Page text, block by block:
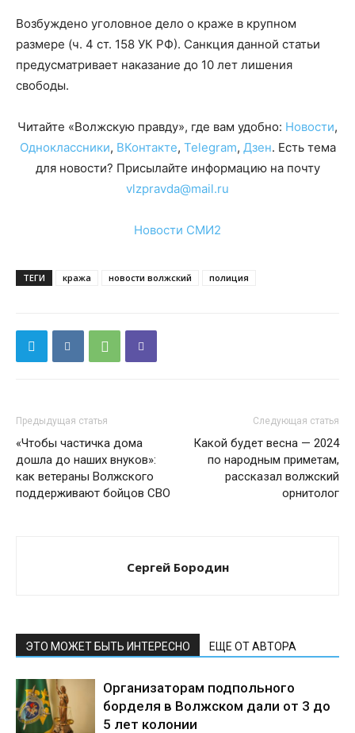
Возбуждено уголовное дело о краже в крупном
размере (ч. 4 ст. 158 УК РФ). Санкция данной статьи
предусматривает наказание до 10 лет лишения
свободы.
Читайте «Волжскую правду», где вам удобно: Новости,
Одноклассники, ВКонтакте, Telegram, Дзен. Есть тема
для новости? Присылайте информацию на почту
vlzpravda@mail.ru
Новости СМИ2
ТЕГИ кража новости волжский полиция
Предыдущая статья
«Чтобы частичка дома
дошла до наших внуков»:
как ветераны Волжского
поддерживают бойцов СВО
Следующая статья
Какой будет весна — 2024
по народным приметам,
рассказал волжский
орнитолог
Сергей Бородин
ЭТО МОЖЕТ БЫТЬ ИНТЕРЕСНО ЕЩЕ ОТ АВТОРА
Организаторам подпольного
борделя в Волжском дали от 3 до
5 лет колонии